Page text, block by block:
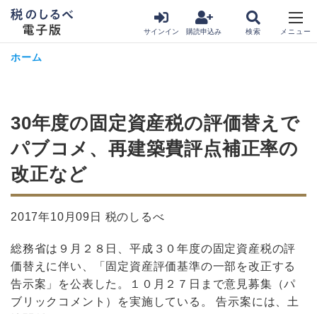
サインイン 購読申込み
ホーム
30年度の固定資産税の評価替えで
パブコメ、再建築費評点補正率の
改正など
2017年10月09日 税のしるべ
総務省は９月２８日、平成３０年度の固定資産税の評
価替えに伴い、「固定資産評価基準の一部を改正する
告示案」を公表した。１０月２７日まで意見募集（パ
ブリックコメント）を実施している。 告示案には、土